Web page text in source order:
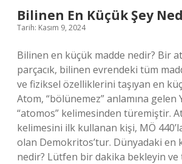
Bilinen En Küçük Şey
Tarih: Kasım 9, 2024
Bilinen en küçük madde nedir? Bir
parçacık, bilinen evrendeki tüm
ve fiziksel özelliklerini taşıyan en
Atom, “bölünemez” anlamına gelen
“atomos” kelimesinden türemiştir.
kelimesini ilk kullanan kişi, MÖ
olan Demokritos’tur. Dünyadaki en
nedir? Lütfen bir dakika bekleyin ve